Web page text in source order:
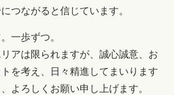
つながると信じています。
一歩ずつ。
リアは限られますが、誠心誠意、お
を考え、日々精進してまいります
よろしくお願い申し上げます。